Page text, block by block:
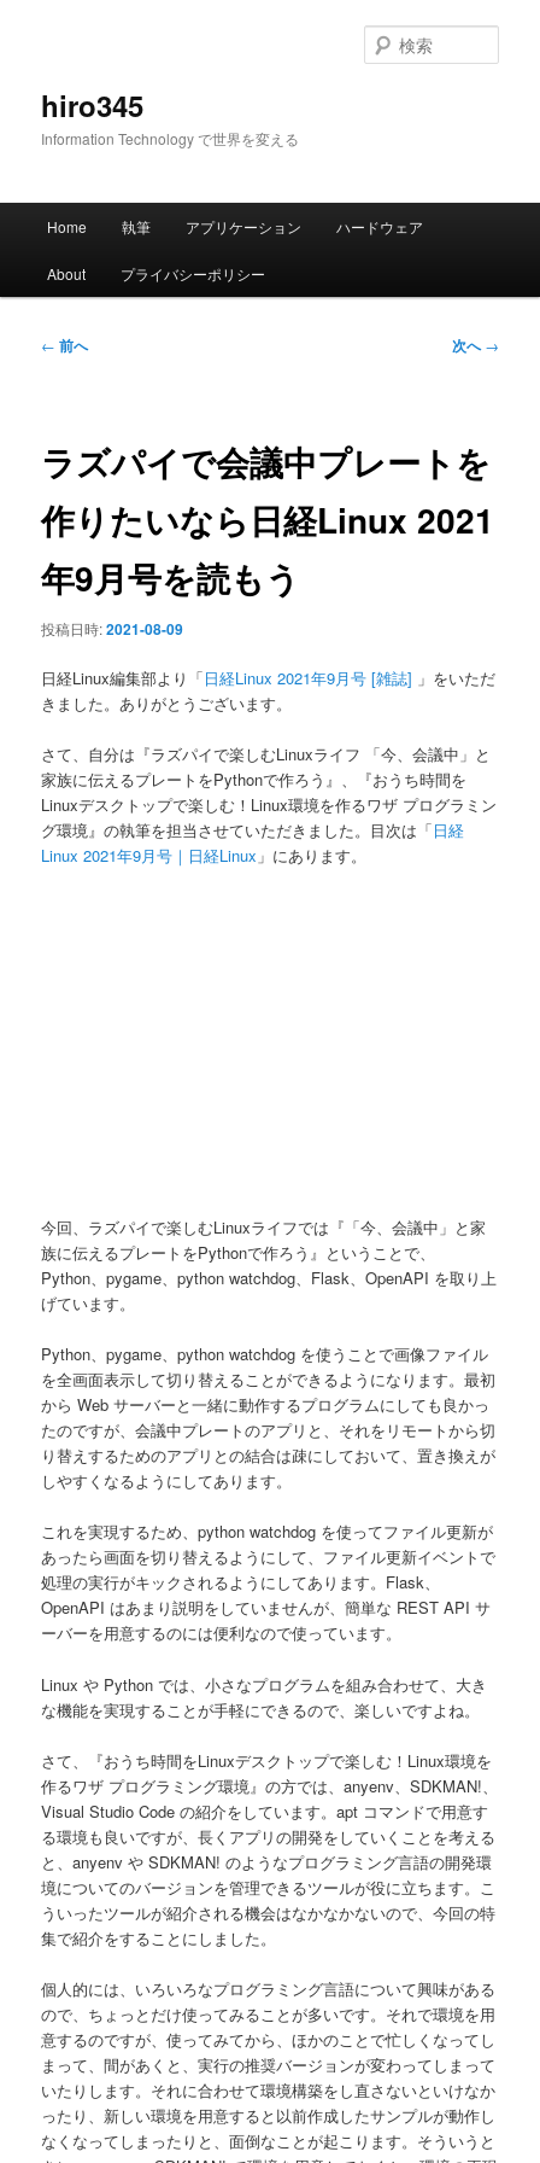
hiro345
Information Technology で世界を変える
索
メ
Home 執筆 アプリケーション ハードウェア
About プライバシーポリシー
投
ー
ョ
ン
← 前へ 次へ→
ラズパイで会議中プレートを
作りたいなら日経Linux 2021
年9月号を読もう
投稿日時:2021-08-09
日経Linux編集部より「日経Linux 2021年9月号 [雑誌] 」をいただ
きました。ありがとうございます。
さて、自分は『ラズパイで楽しむLinuxライフ 「今、会議中」と
家族に伝えるプレートをPythonで作ろう』、『おうち時間を
Linuxデスクトップで楽しむ！Linux環境を作るワザ プログラミン
グ環境』の執筆を担当させていただきました。目次は「日経
Linux 2021年9月号｜日経Linux 」にあります。
今回、ラズパイで楽しむLinuxライフでは『「今、会議中」と家
族に伝えるプレートをPythonで作ろう』ということで、
Python、pygame、python watchdog、Flask、OpenAPI を取り上
げています。
Python、pygame、python watchdog を使うことで画像ファイル
を全画面表示して切り替えることができるようになります。最初
から Web サーバーと一緒に動作するプログラムにしても良かっ
たのですが、会議中プレートのアプリと、それをリモートから切
り替えするためのアプリとの結合は疎にしておいて、置き換えが
しやすくなるようにしてあります。
これを実現するため、python watchdog を使ってファイル更新が
あったら画面を切り替えるようにして、ファイル更新イベントで
処理の実行がキックされるようにしてあります。Flask、
OpenAPI はあまり説明をしていませんが、簡単な REST API サ
ーバーを用意するのには便利なので使っています。
Linux や Python では、小さなプログラムを組み合わせて、大き
な機能を実現することが手軽にできるので、楽しいですよね。
さて、『おうち時間をLinuxデスクトップで楽しむ！Linux環境を
作るワザ プログラミング環境』の方では、anyenv、SDKMAN!、
Visual Studio Code の紹介をしています。apt コマンドで用意す
る環境も良いですが、長くアプリの開発をしていくことを考える
と、anyenv や SDKMAN! のようなプログラミング言語の開発環
境についてのバージョンを管理できるツールが役に立ちます。こ
ういったツールが紹介される機会はなかなかないので、今回の特
集で紹介をすることにしました。
個人的には、いろいろなプログラミング言語について興味がある
ので、ちょっとだけ使ってみることが多いです。それで環境を用
意するのですが、使ってみてから、ほかのことで忙しくなってし
まって、間があくと、実行の推奨バージョンが変わってしまって
いたりします。それに合わせて環境構築をし直さないといけなか
ったり、新しい環境を用意すると以前作成したサンプルが動作し
なくなってしまったりと、面倒なことが起こります。そういうと